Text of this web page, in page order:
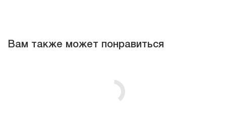
Вам также может понравиться